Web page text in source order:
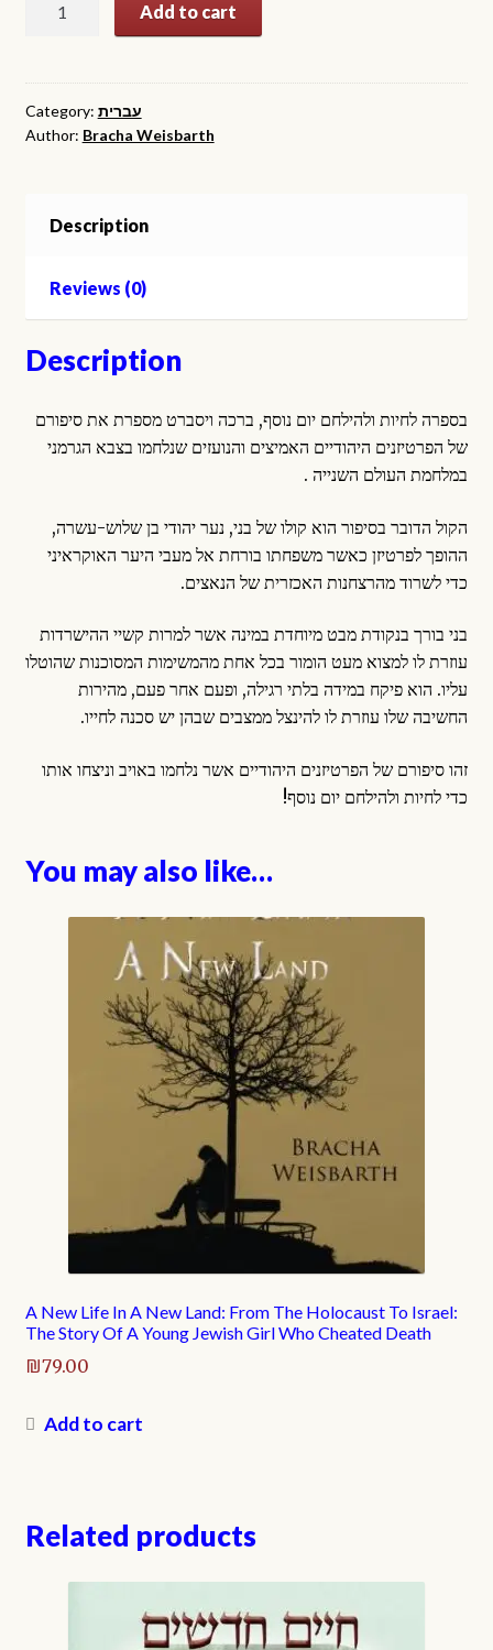
נוסף
quantity
Add to cart
Category: עברית
Author: Bracha Weisbarth
Description
Reviews (0)
Description
בספרה לחיות ולהילחם יום נוסף, ברכה ויסברט מספרת את סיפורם
של הפרטיזנים היהודיים האמיצים והנועזים שנלחמו בצבא הגרמני
במלחמת העולם השנייה .
הקול הדובר בסיפור הוא קולו של בני, נער יהודי בן שלוש-עשרה,
ההופך לפרטיזן כאשר משפחתו בורחת אל מעבי היער האוקראיני
כדי לשרוד מהרצחנות האכזרית של הנאצים.
בני בורך בנקודת מבט מיוחדת במינה אשר למרות קשיי ההישרדות
עוזרת לו למצוא מעט הומור בכל אחת מהמשימות המסוכנות שהוטלו
עליו. הוא פיקח במידה בלתי רגילה, ופעם אחר פעם, מהירות
החשיבה שלו עוזרת לו להינצל ממצבים שבהן יש סכנה לחייו.
זהו סיפורם של הפרטיזנים היהודיים אשר נלחמו באויב וניצחו אותו
כדי לחיות ולהילחם יום נוסף!
You may also like…
A New Life In A New Land: From The Holocaust To Israel:
The Story Of A Young Jewish Girl Who Cheated Death
₪79.00
Add to cart
Related products